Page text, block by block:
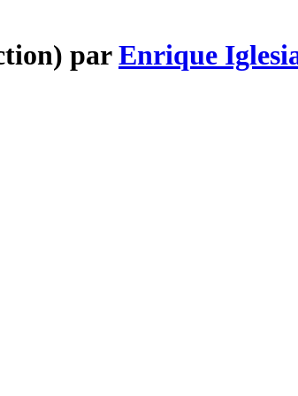
parEnrique